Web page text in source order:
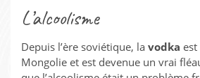
L’alcoolisme
Depuis l’ère soviétique, la vodka
Mongolie et est devenue un vrai